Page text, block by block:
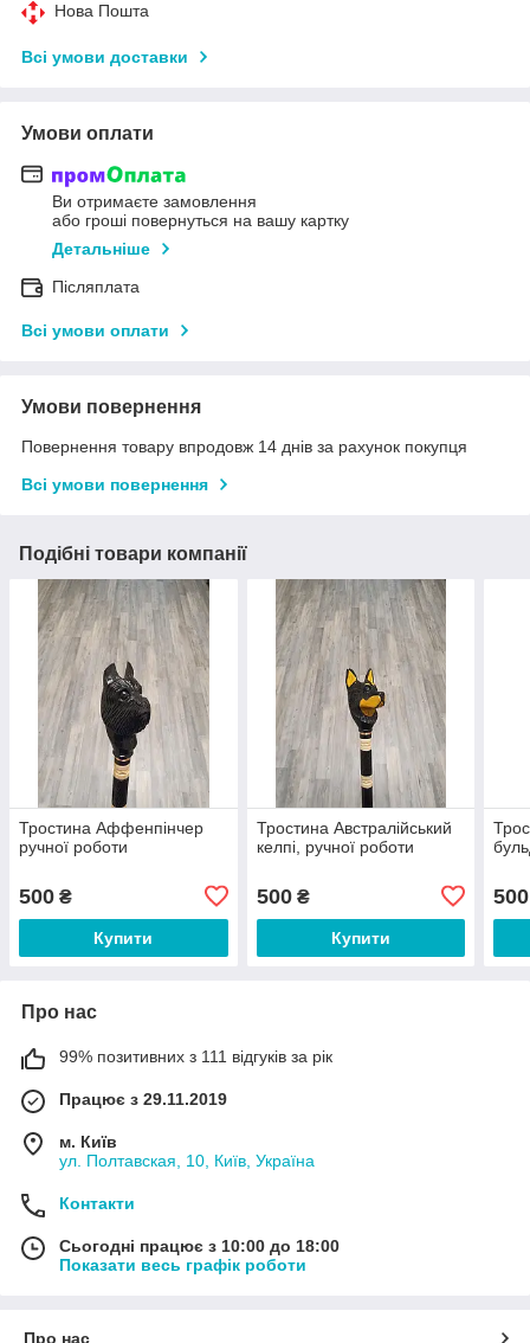
Нова Пошта
Всі умови доставки
Умови оплати
Ви отримаєте замовлення
або гроші повернуться на вашу картку
Детальніше
Післяплата
Всі умови оплати
Умови повернення
Повернення товару впродовж 14 днів за рахунок покупця
Всі умови повернення
Подібні товари компанії
Тростина Аффенпінчер
ручної роботи
500 ₴
Купити
Тростина Австралійський
келпі, ручної роботи
500₴
Купити
500
Про нас
99% позитивних з 111 відгуків за рік
Працює з 29.11.2019
м. Київ
ул. Полтавская, 10, Київ, Україна
Контакти
Сьогодні працює з 10:00 до 18:00
Показати весь графік роботи
Про нас